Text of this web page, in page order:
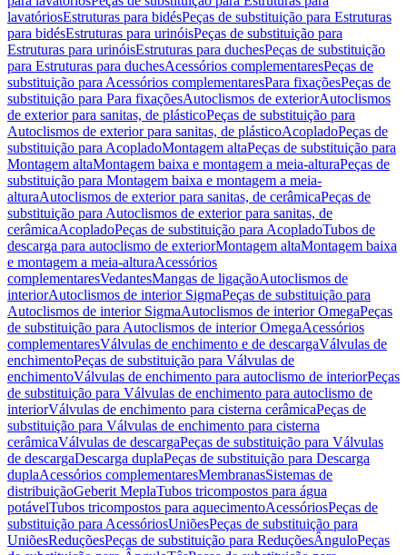
lavatóriosEstruturas para bidésPeças de substituição para Estruturas
para bidésEstruturas para urinóisPeças de substituição para
Estruturas para urinóisEstruturas para duchesPeças de substituição
para Estruturas para duchesAcessórios complementaresPeças de
substituição para Acessórios complementaresPara fixaçõesPeças de
substituição para Para fixaçõesAutoclismos de exteriorAutoclismos
de exterior para sanitas, de plásticoPeças de substituição para
Autoclismos de exterior para sanitas, de plásticoAcopladoPeças de
substituição para AcopladoMontagem altaPeças de substituição para
Montagem altaMontagem baixa e montagem a meia-alturaPeças de
substituição para Montagem baixa e montagem a meia-
alturaAutoclismos de exterior para sanitas, de cerâmicaPeças de
substituição para Autoclismos de exterior para sanitas, de
cerâmicaAcopladoPeças de substituição para AcopladoTubos de
descarga para autoclismo de exteriorMontagem altaMontagem baixa
e montagem a meia-alturaAcessórios
complementaresVedantesMangas de ligaçãoAutoclismos de
interiorAutoclismos de interior SigmaPeças de substituição para
Autoclismos de interior SigmaAutoclismos de interior OmegaPeças
de substituição para Autoclismos de interior OmegaAcessórios
complementaresVálvulas de enchimento e de descargaVálvulas de
enchimentoPeças de substituição para Válvulas de
enchimentoVálvulas de enchimento para autoclismo de interiorPeças
de substituição para Válvulas de enchimento para autoclismo de
interiorVálvulas de enchimento para cisterna cerâmicaPeças de
substituição para Válvulas de enchimento para cisterna
cerâmicaVálvulas de descargaPeças de substituição para Válvulas
de descargaDescarga duplaPeças de substituição para Descarga
duplaAcessórios complementaresMembranasSistemas de
distribuiçãoGeberit MeplaTubos tricompostos para água
potávelTubos tricompostos para aquecimentoAcessóriosPeças de
substituição para AcessóriosUniõesPeças de substituição para
UniõesReduçõesPeças de substituição para ReduçõesÂnguloPeças